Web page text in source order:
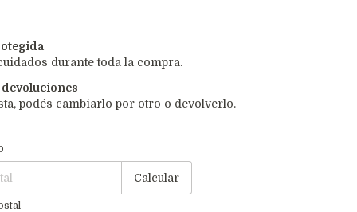
durante toda la compra.
podés cambiarlo por otro o devolverlo.
Calcular